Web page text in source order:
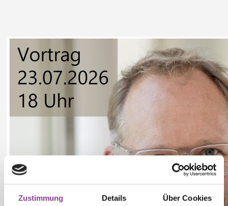
Zustimmung Details Über Cookies